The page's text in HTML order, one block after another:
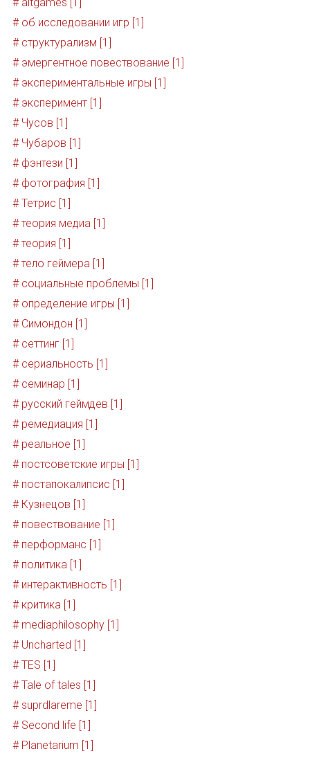
# об исследовании игр [1]
# структурализм [1]
# эмергентное повествование [1]
# экспериментальные игры [1]
# эксперимент [1]
# Чусов [1]
# Чубаров [1]
# фэнтези [1]
# фотография [1]
# Тетрис [1]
# теория медиа [1]
# теория [1]
# тело геймера [1]
# социальные проблемы [1]
# определение игры [1]
# Симондон [1]
# сеттинг [1]
# сериальность [1]
# семинар [1]
# русский геймдев [1]
# ремедиация [1]
# реальное [1]
# постсоветские игры [1]
# постапокалипсис [1]
# Кузнецов [1]
# повествование [1]
# перформанс [1]
# политика [1]
# интерактивность [1]
# критика [1]
# mediaphilosophy [1]
# Uncharted [1]
# TES [1]
# Tale of tales [1]
# suprdlareme [1]
# Second life [1]
# Planetarium [1]